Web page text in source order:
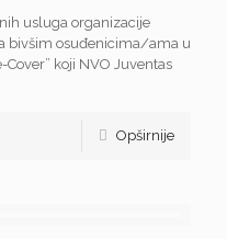
usluga organizacije
bivšim osuđenicima/ama u
koji NVO Juventas
Opširnije